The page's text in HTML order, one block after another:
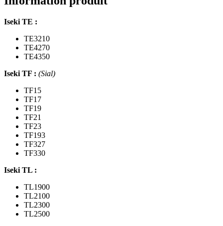
TM,
TH,
Mitsubishi
Satoh,
Yanmar
Iseki TE :
TE3210
TE4270
TE4350
Iseki TF : (Sial)
TF15
TF17
TF19
TF21
TF23
TF193
TF327
TF330
Iseki TL :
TL1900
TL2100
TL2300
TL2500